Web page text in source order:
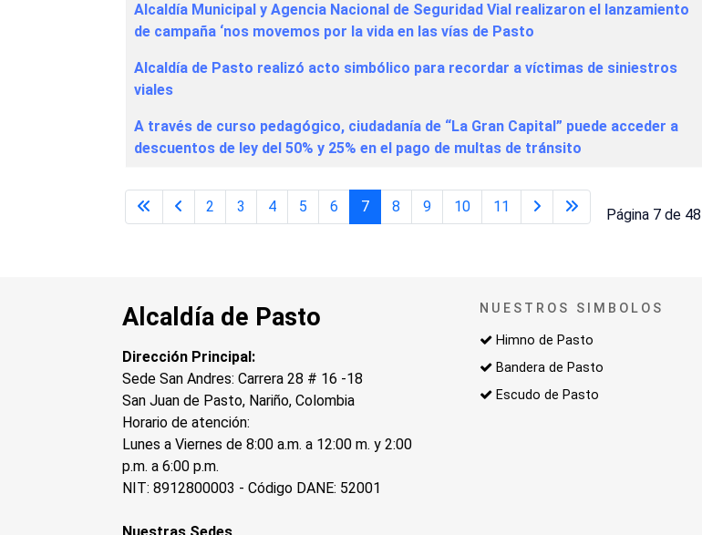
Alcaldía Municipal y Agencia Nacional de Seguridad Vial realizaron el lanzamiento
de campaña ‘nos movemos por la vida en las vías de Pasto
Alcaldía de Pasto realizó acto simbólico para recordar a víctimas de siniestros
viales
A través de curso pedagógico, ciudadanía de “La Gran Capital” puede acceder a
descuentos de ley del 50% y 25% en el pago de multas de tránsito
Página 7 de 48
2 3 4 5 6 7 8 9 10 11
Alcaldía de Pasto
Dirección Principal:
Sede San Andres: Carrera 28 # 16 -18
San Juan de Pasto, Nariño, Colombia
Horario de atención:
Lunes a Viernes de 8:00 a.m. a 12:00 m. y 2:00
p.m. a 6:00 p.m.
NIT: 8912800003 - Código DANE: 52001
NUESTROS SIMBOLOS
Himno de Pasto
Bandera de Pasto
Escudo de Pasto